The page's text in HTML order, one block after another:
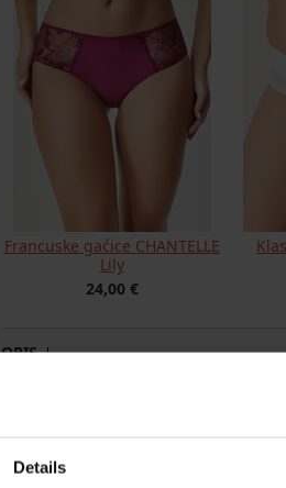
Details
Francuske gaćice CHANTELLE
Lily
24,00 €
OPIS
Stražnja strana čipkasta